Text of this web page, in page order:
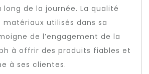
de la journée. La qualité
matériaux utilisés dans sa
de l’engagement de la
à offrir des produits fiables et
à ses clientes.